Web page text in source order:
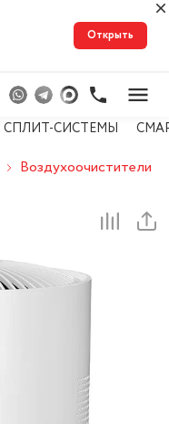
Открыть
СПЛИТ-СИСТЕМЫ
Воздухоочистители